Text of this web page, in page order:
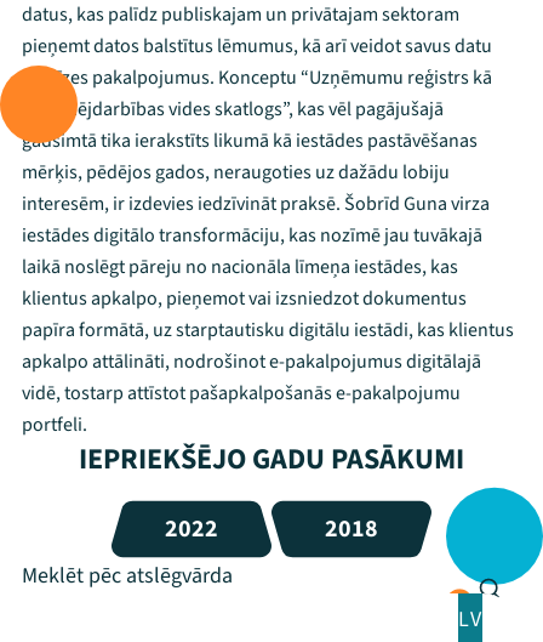
datus, kas palīdz publiskajam un privātajam sektoram
pieņemt datos balstītus lēmumus, kā arī veidot savus datu
analīzes pakalpojumus. Konceptu “Uzņēmumu reģistrs kā
uzņēmējdarbības vides skatlogs”, kas vēl pagājušajā
gadsimtā tika ierakstīts likumā kā iestādes pastāvēšanas
mērķis, pēdējos gados, neraugoties uz dažādu lobiju
interesēm, ir izdevies iedzīvināt praksē. Šobrīd Guna virza
iestādes digitālo transformāciju, kas nozīmē jau tuvākajā
laikā noslēgt pāreju no nacionāla līmeņa iestādes, kas
klientus apkalpo, pieņemot vai izsniedzot dokumentus
papīra formātā, uz starptautisku digitālu iestādi, kas klientus
apkalpo attālināti, nodrošinot e-pakalpojumus digitālajā
vidē, tostarp attīstot pašapkalpošanās e-pakalpojumu
portfeli.
IEPRIEKŠĒJO GADU PASĀKUMI
2022 2018
LV